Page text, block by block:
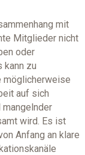
mit
Mitglieder nicht
oder
kann zu
möglicherweise
auf sich
wird. Es ist
Anfang an klare